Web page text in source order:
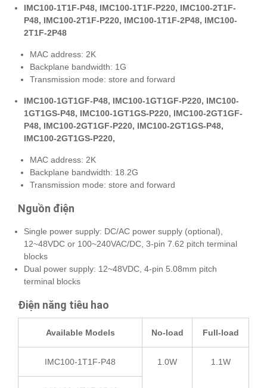
IMC100-1T1F-P48, IMC100-1T1F-P220, IMC100-2T1F-
P48, IMC100-2T1F-P220, IMC100-1T1F-2P48, IMC100-
2T1F-2P48
MAC address: 2K
Backplane bandwidth: 1G
Transmission mode: store and forward
IMC100-1GT1GF-P48, IMC100-1GT1GF-P220, IMC100-
1GT1GS-P48, IMC100-1GT1GS-P220, IMC100-2GT1GF-
P48, IMC100-2GT1GF-P220, IMC100-2GT1GS-P48,
IMC100-2GT1GS-P220,
MAC address: 2K
Backplane bandwidth: 18.2G
Transmission mode: store and forward
Nguồn điện
Single power supply: DC/AC power supply (optional),
12~48VDC or 100~240VAC/DC, 3-pin 7.62 pitch terminal
blocks
Dual power supply: 12~48VDC, 4-pin 5.08mm pitch
terminal blocks
Điện năng tiêu hao
Available Models No-load Full-load
IMC100-1T1F-P48 1.0W 1.1W